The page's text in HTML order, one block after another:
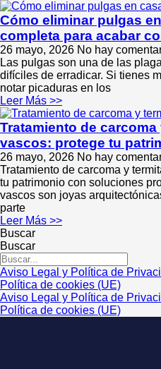
Cómo eliminar pulgas
completa para acabar
26 mayo, 2026 No hay
Las pulgas son una de las
difíciles de erradicar. Si tienes
notar picaduras en los
Leer Más >>
Tratamiento de
vascos: protege tu
26 mayo, 2026 No hay
Tratamiento de carcoma y
tu patrimonio con soluciones
vascos son joyas
parte
Leer Más >>
Buscar
Buscar
Aviso Legal y Política de
Política de cookies (UE)
Aviso Legal y Política de
Política de cookies (UE)